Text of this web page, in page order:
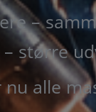
–
– større
alle